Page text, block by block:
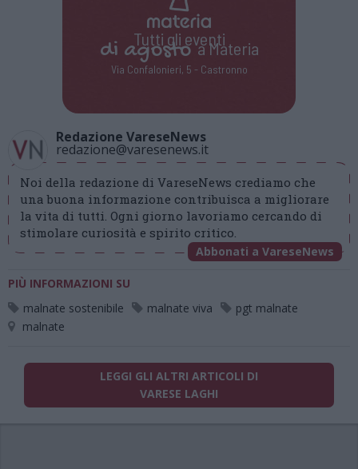
Tutti gli eventi
di agostoa Materia
Via Confalonieri, 5 - Castronno
Redazione VareseNews
redazione@varesenews.it
Noi della redazione di VareseNews crediamo che
una buona informazione contribuisca a migliorare
la vita di tutti. Ogni giorno lavoriamo cercando di
stimolare curiosità e spirito critico.
Abbonati a VareseNews
PIÙ INFORMAZIONI SU
malnate sostenibile
malnate viva
pgt malnate
malnate
LEGGI GLI ALTRI ARTICOLI DI
VARESE LAGHI